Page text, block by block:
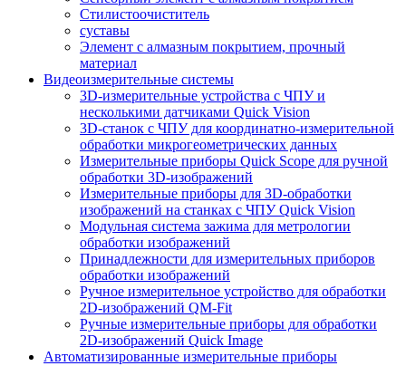
Стилистоочиститель
суставы
Элемент с алмазным покрытием, прочный
материал
Видеоизмерительные системы
3D-измерительные устройства с ЧПУ и
несколькими датчиками Quick Vision
3D-станок с ЧПУ для координатно-измерительной
обработки микрогеометрических данных
Измерительные приборы Quick Scope для ручной
обработки 3D-изображений
Измерительные приборы для 3D-обработки
изображений на станках с ЧПУ Quick Vision
Модульная система зажима для метрологии
обработки изображений
Принадлежности для измерительных приборов
обработки изображений
Ручное измерительное устройство для обработки
2D-изображений QM-Fit
Ручные измерительные приборы для обработки
2D-изображений Quick Image
Автоматизированные измерительные приборы